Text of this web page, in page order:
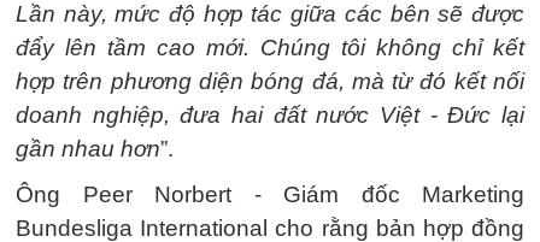
Lần này, mức độ hợp tác giữa các bên sẽ được
đẩy lên tầm cao mới. Chúng tôi không chỉ kết
hợp trên phương diện bóng đá, mà từ đó kết nối
doanh nghiệp, đưa hai đất nước Việt - Đức lại
gần nhau hơn”.
Ông Peer Norbert - Giám đốc Marketing
Bundesliga International cho rằng bản hợp đồng